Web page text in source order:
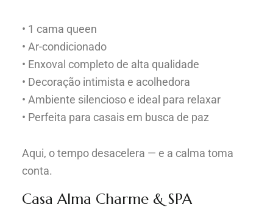
• 1 cama queen
• Ar-condicionado
• Enxoval completo de alta qualidade
• Decoração intimista e acolhedora
• Ambiente silencioso e ideal para relaxar
• Perfeita para casais em busca de paz
Aqui, o tempo desacelera — e a calma toma
conta.
Casa Alma Charme & SPA